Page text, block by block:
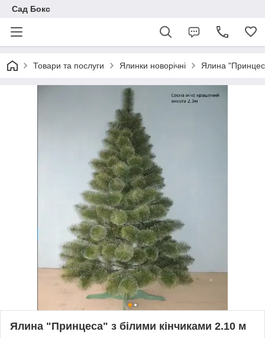
Сад Бокс
Товари та послуги Ялинки новорічні Ялина
Ялина "Принцеса" з білими кінчиками 2.10 м